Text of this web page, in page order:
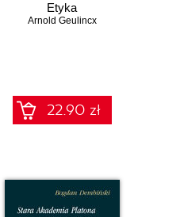
Etyka
Arnold Geulincx
22.90 zł